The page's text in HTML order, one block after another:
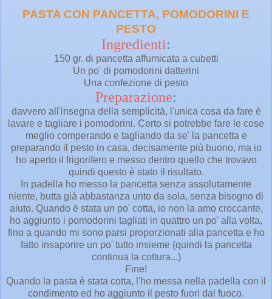
PASTA CON PANCETTA, POMODORINI E
PESTO
Ingredienti:
150 gr. di pancetta affumicata a cubetti
Un po' di pomodorini datterini
Una confezione di pesto
Preparazione:
davvero all'insegna della semplicità, l'unica cosa da fare è
lavare e tagliare i pomodorini. Certo si potrebbe fare le cose
meglio comperando e tagliando da se' la pancetta e
preparando il pesto in casa, decisamente più buono, ma io
ho aperto il frigorifero e messo dentro quello che trovavo
quindi questo è stato il risultato.
In padella ho messo la pancetta senza assolutamente
niente, butta già abbastanza unto da sola, senza bisogno di
aiuto. Quando è stata un po' cotta, io non la amo croccante,
ho aggiunto i pomodorini tagliati in quattro un po' alla volta,
fino a quando mi sono parsi proporzionati alla pancetta e ho
fatto insaporire un po' tutto insieme (quindi la pancetta
continua la cottura...)
Fine!
Quando la pasta è stata cotta, l'ho messa nella padella con il
condimento ed ho aggiunto il pesto fuori dal fuoco.